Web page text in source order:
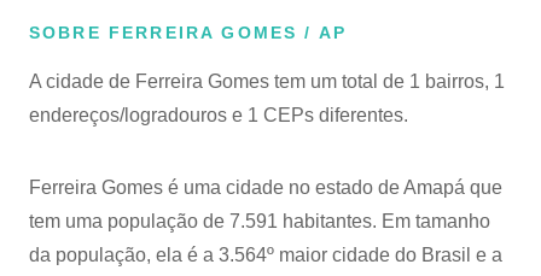
SOBRE FERREIRA GOMES / AP
A cidade de Ferreira Gomes tem um total de 1 bairros, 1
endereços/logradouros e 1 CEPs diferentes.
Ferreira Gomes é uma cidade no estado de Amapá que
tem uma população de 7.591 habitantes. Em tamanho
da população, ela é a 3.564º maior cidade do Brasil e a